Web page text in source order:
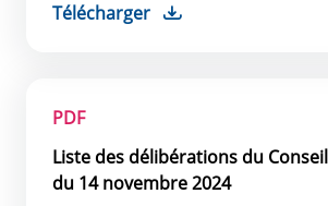
Télécharger
PDF
Liste des délibérations du
du 14 novembre 2024